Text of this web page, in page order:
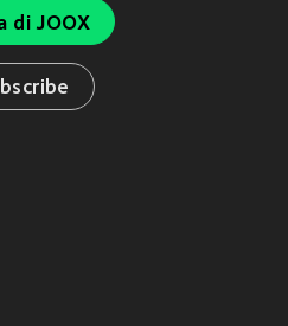
di JOOX